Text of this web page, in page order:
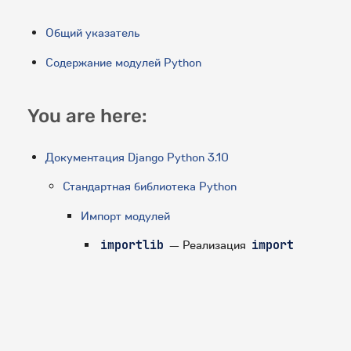
Общий указатель
Содержание модулей Python
You are here:
Документация Django Python 3.10
Стандартная библиотека Python
Импорт модулей
importlib — Реализация import